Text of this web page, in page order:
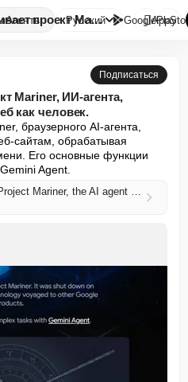
Агенты Google сворачивает проект Mari...
Русский GooglePlay

Подписаться
Mariner, ИИ-агента,
как человек.
браузерного AI-агента,
сайтам, обрабатывая
Его основные функции
Agent.
Google pulls the plug on Project Mariner, the AI agent that browsed the web like a human